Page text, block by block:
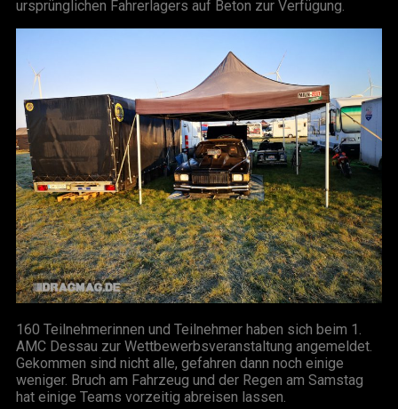
ursprünglichen Fahrerlagers auf Beton zur Verfügung.
160 Teilnehmerinnen und Teilnehmer haben sich beim 1.
AMC Dessau zur Wettbewerbsveranstaltung angemeldet.
Gekommen sind nicht alle, gefahren dann noch einige
weniger. Bruch am Fahrzeug und der Regen am Samstag
hat einige Teams vorzeitig abreisen lassen.